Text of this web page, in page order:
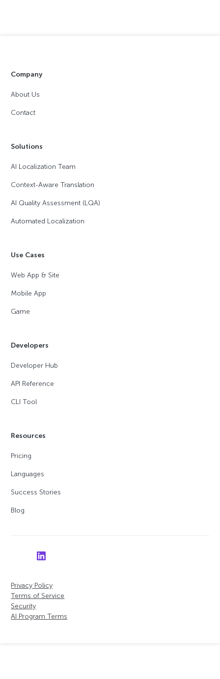
Company
About Us
Contact
Solutions
AI Localization Team
Context-Aware Translation
AI Quality Assessment (LQA)
Automated Localization
Use Cases
Web App & Site
Mobile App
Game
Developers
Developer Hub
API Reference
CLI Tool
Resources
Pricing
Languages
Success Stories
Blog
Privacy Policy
Terms of Service
Security
AI Program Terms